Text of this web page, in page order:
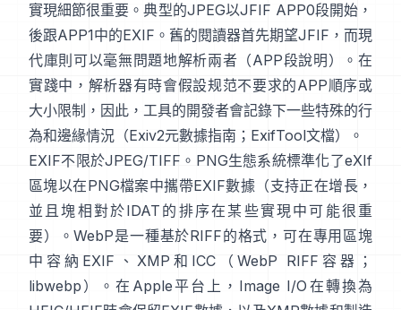
實現細節很重要。典型的JPEG以JFIF APP0段開始，
後跟APP1中的EXIF。舊的閱讀器首先期望JFIF，而現
代庫則可以毫無問題地解析兩者（APP段說明 ）。在
實踐中，解析器有時會假設规范不要求的APP順序或
大小限制，因此，工具的開發者會記錄下一些特殊的行
為和邊緣情況（Exiv2元數據指南 ； ExifTool文檔）。
EXIF不限於JPEG/TIFF。PNG生態系統標準化了eXIf
區塊以在PNG檔案中攜帶EXIF數據（支持正在增長，
並且塊相對於IDAT的排序在某些實現中可能很重
要）。WebP是一種基於RIFF的格式，可在專用區塊
中容納EXIF、XMP和ICC（WebP RIFF容器 ；
libwebp ）。在Apple平台上， Image I/O 在轉換為